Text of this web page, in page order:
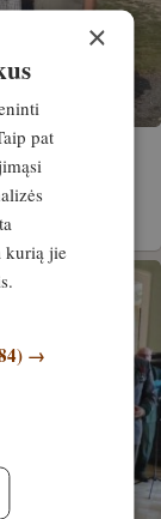
surinko
×
pat
kurią jie
→